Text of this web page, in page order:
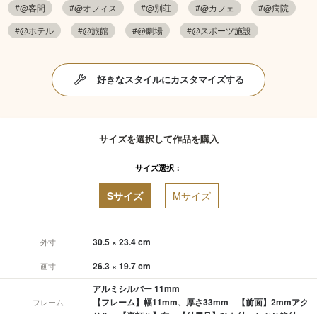
#@客間
#@オフィス #@別荘 #@カフェ
#@病院
#@ホテル
#@旅館 #@劇場 #@スポーツ施設
好きなスタイルにカスタマイズする
サイズを選択して作品を購入
サイズ選択：
Sサイズ Mサイズ
外寸 30.5 × 23.4 cm
画寸 26.3 × 19.7 cm
フレーム
アルミシルバー 11mm
【フレーム】幅11mm、厚さ33mm 【前面】2mmアク